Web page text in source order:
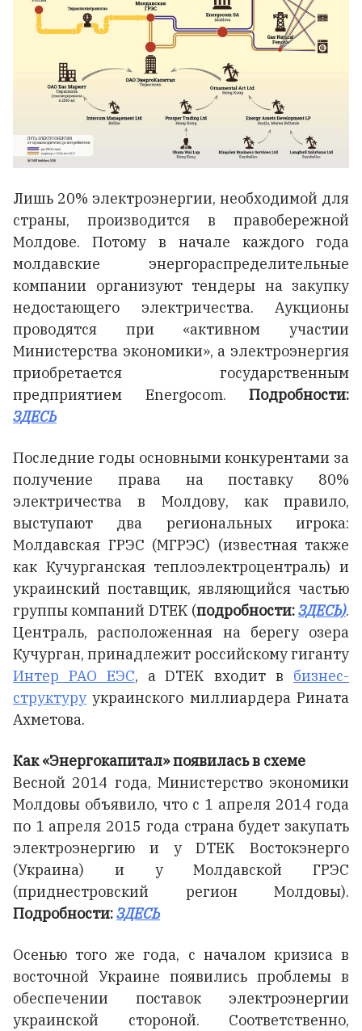
Лишь 20% электроэнергии, необходимой для
страны, производится в правобережной
Молдове. Потому в начале каждого года
молдавские энергораспределительные
компании организуют тендеры на закупку
недостающего электричества. Аукционы
проводятся при «активном участии
Министерства экономики», а электроэнергия
приобретается государственным
предприятием Energocom. Подробности:
ЗДЕСЬ
Последние годы основными конкурентами за
получение права на поставку 80%
электричества в Молдову, как правило,
выступают два региональных игрока:
Молдавская ГРЭС (МГРЭС) (известная также
как Кучурганская теплоэлектроцентраль) и
украинский поставщик, являющийся частью
группы компаний DTEK (подробности:ЗДЕСЬ).
Централь, расположенная на берегу озера
Кучурган, принадлежит российскому гиганту
Интер РАО ЕЭС, а DTEK входит в бизнес-
структуру украинского миллиардера Рината
Ахметова.
Как «Энергокапитал» появилась в схеме
Весной 2014 года, Министерство экономики
Молдовы объявило, что с 1 апреля 2014 года
по 1 апреля 2015 года страна будет закупать
электроэнергию и у DTEK Востокэнерго
(Украина) и у Молдавской ГРЭС
(приднестровский регион Молдовы).
Подробности:ЗДЕСЬ
Осенью того же года, с началом кризиса в
восточной Украине появились проблемы в
обеспечении поставок электроэнергии
украинской стороной. Соответственно,